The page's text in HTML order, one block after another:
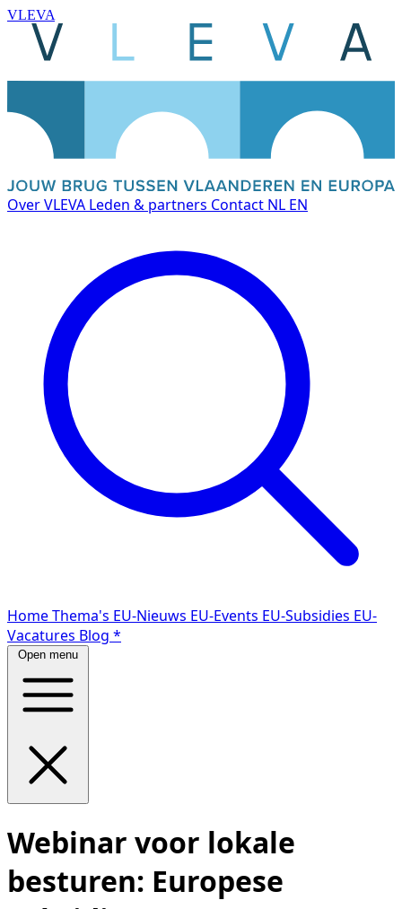
VLEVA
Over VLEVA Leden & partners Contact NL EN
HomeThema's EU-Nieuws EU-Events EU-Subsidies EU-
Vacatures Blog *
Open menu
Webinar voor lokale
besturen: Europese